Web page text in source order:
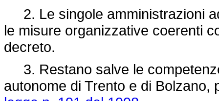
2. Le singole amministrazioni
le misure organizzative coerenti
decreto.
3. Restano salve le
autonome di Trento e di